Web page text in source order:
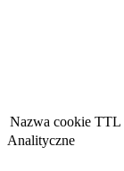
Nazwa cookie TTL
Analityczne